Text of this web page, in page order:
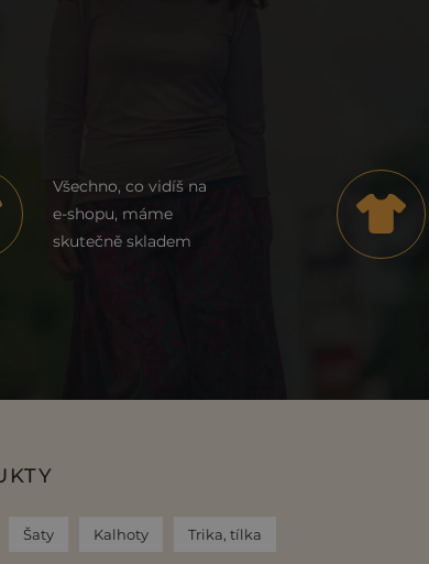
Všechno, co vidíš na
e-shopu, máme
skutečně skladem
Šaty Kalhoty Trika, tílka